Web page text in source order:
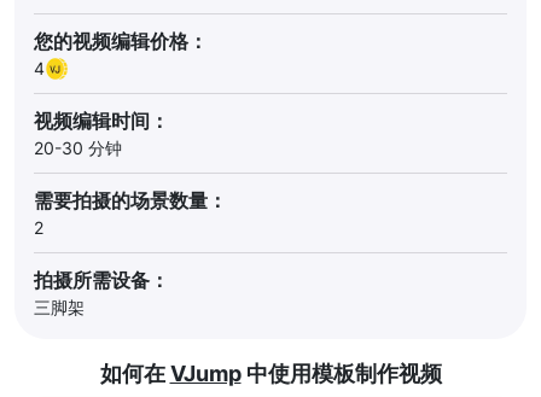
您的视频编辑价格：
4
视频编辑时间：
20-30 分钟
需要拍摄的场景数量：
2
拍摄所需设备：
三脚架
如何在VJump中使用模板制作视频